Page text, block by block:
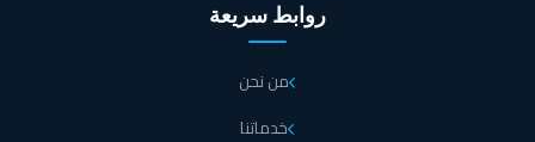
روابط سريعة
من نحن
خدماتنا